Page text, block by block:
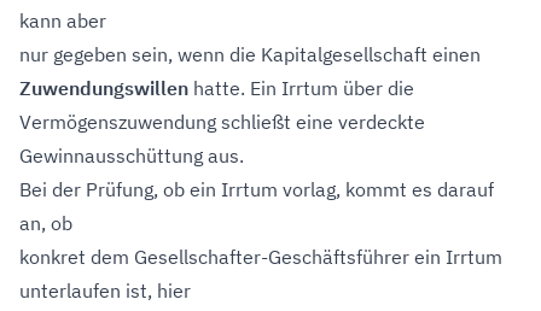
kann aber
nur gegeben sein, wenn die Kapitalgesellschaft einen
Zuwendungswillen hatte. Ein Irrtum über die
Vermögenszuwendung schließt eine verdeckte
Gewinnausschüttung aus.
Bei der Prüfung, ob ein Irrtum vorlag, kommt es darauf
an, ob
konkret dem Gesellschafter-Geschäftsführer ein Irrtum
unterlaufen ist, hier